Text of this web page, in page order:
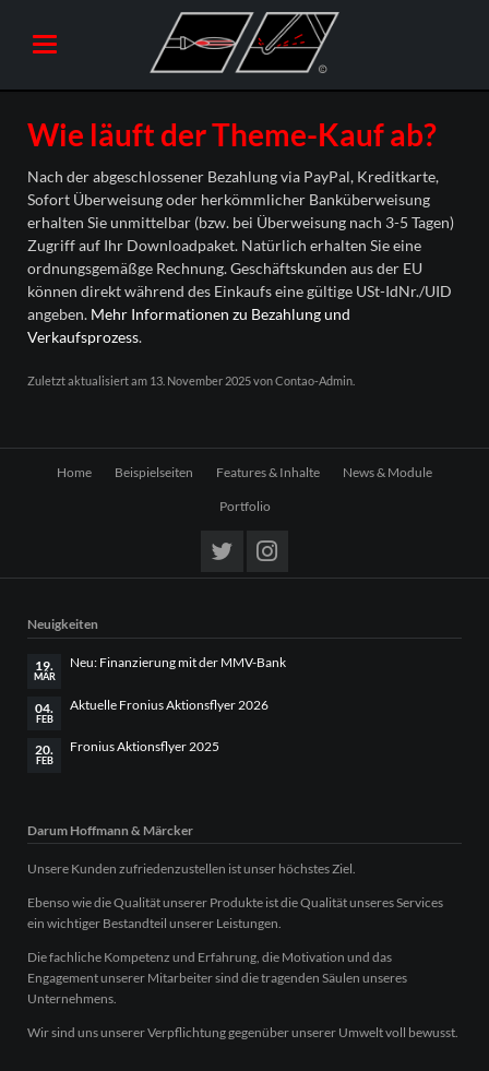
Wie läuft der Theme-Kauf ab?
Nach der abgeschlossener Bezahlung via PayPal, Kreditkarte,
Sofort Überweisung oder herkömmlicher Banküberweisung
erhalten Sie unmittelbar (bzw. bei Überweisung nach 3-5 Tagen)
Zugriff auf Ihr Downloadpaket. Natürlich erhalten Sie eine
ordnungsgemäßge Rechnung. Geschäftskunden aus der EU
können direkt während des Einkaufs eine gültige USt-IdNr./UID
angeben. Mehr Informationen zu Bezahlung und
Verkaufsprozess.
Zuletzt aktualisiert am 13. November 2025 von Contao-Admin.
Navigation
Home Beispielseiten Features & Inhalte News & Module
Portfolio
Neuigkeiten
19.
MÄR
Neu: Finanzierung mit der MMV-Bank
04.
FEB
Aktuelle Fronius Aktionsflyer 2026
20.
FEB
Fronius Aktionsflyer 2025
Darum Hoffmann & Märcker
Unsere Kunden zufriedenzustellen ist unser höchstes Ziel.
Ebenso wie die Qualität unserer Produkte ist die Qualität unseres Services
ein wichtiger Bestandteil unserer Leistungen.
Die fachliche Kompetenz und Erfahrung, die Motivation und das
Engagement unserer Mitarbeiter sind die tragenden Säulen unseres
Unternehmens.
Wir sind uns unserer Verpflichtung gegenüber unserer Umwelt voll bewusst.